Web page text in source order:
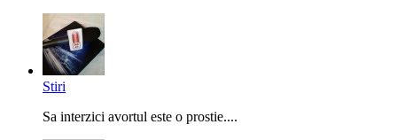
Stiri
Sa interzici avortul este o prostie....